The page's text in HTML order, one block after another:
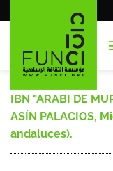
al
IBN "ARABI DE
ASÍN PALACIOS,
andaluces).